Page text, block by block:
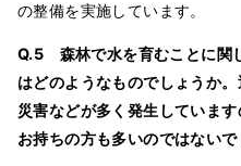
の整備を実施しています。
Q.5 森林で水を育むことに関
はどのようなものでしょうか
災害などが多く発生していま
お持ちの方も多いのではないで